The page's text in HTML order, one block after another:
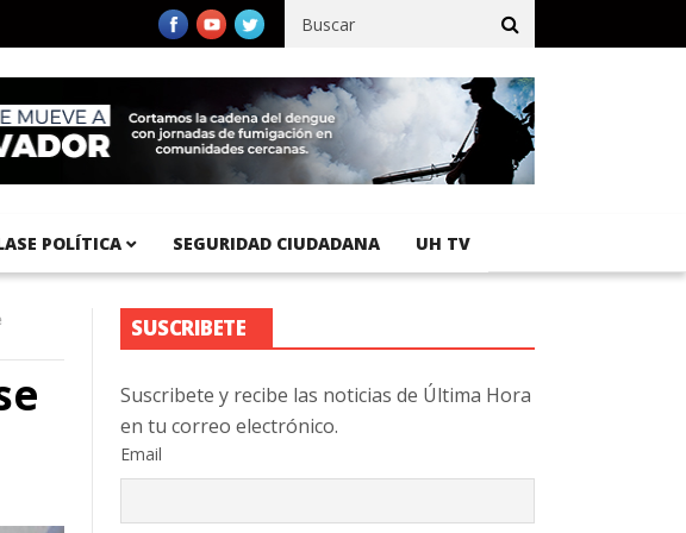
del Pacífico registra 92 % de avance en obras de terracería
POLÍTICA SEGURIDAD CIUDADANA UH TV
SUSCRIBETE
Suscribete y recibe las noticias de Última Hora
en tu correo electrónico.
Email